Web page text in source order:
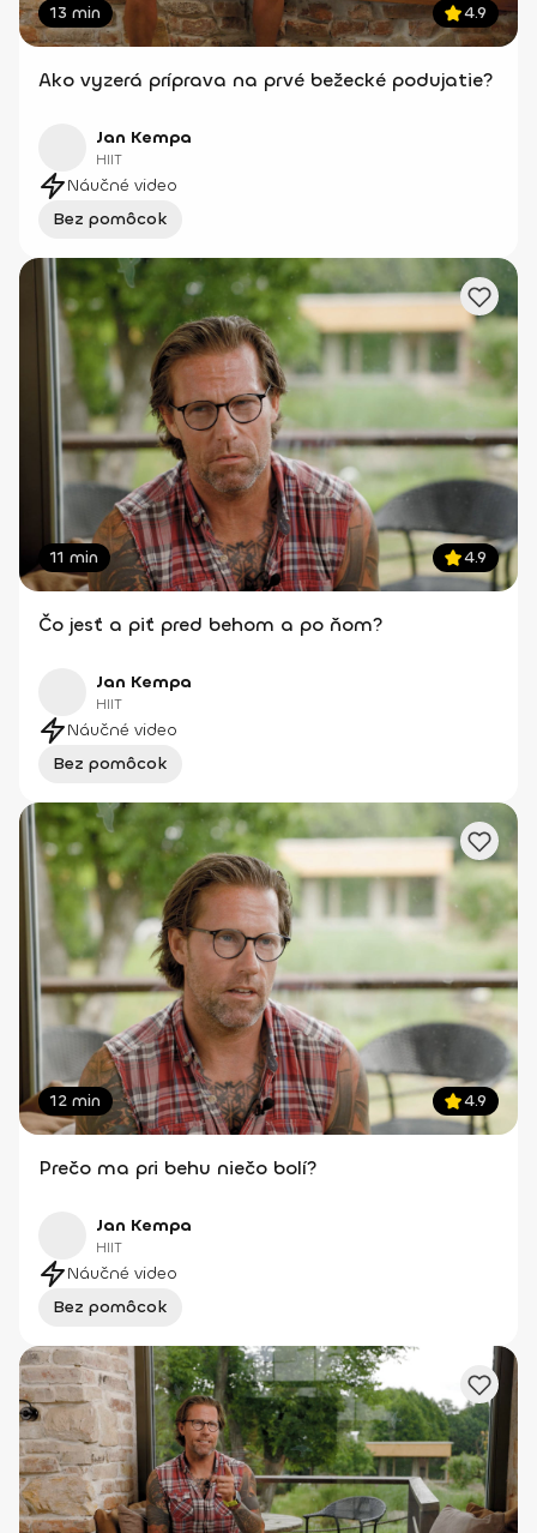
13 min 4.9
Ako vyzerá príprava na prvé bežecké podujatie?
Jan Kempa
HIIT
Náučné video
Bez pomôcok
11 min 4.9
Čo jesť a piť pred behom a po ňom?
Jan Kempa
HIIT
Náučné video
Bez pomôcok
12 min 4.9
Prečo ma pri behu niečo bolí?
Jan Kempa
HIIT
Náučné video
Bez pomôcok